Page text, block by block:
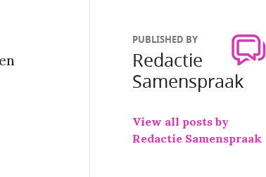
PUBLISHED BY
Redactie
Samenspraak
View all posts by
Redactie Samenspraak